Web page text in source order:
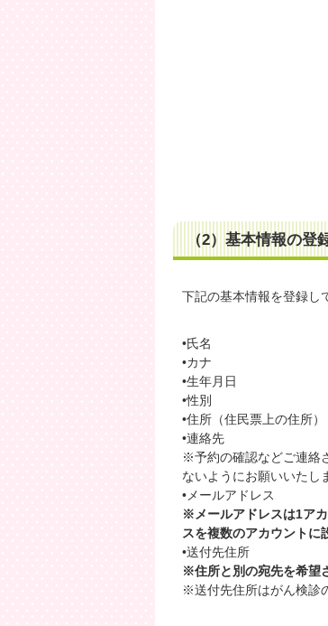
（2）基本情報の登
下記の基本情報を登録し
•氏名
•カナ
•生年月日
•性別
•住所（住民票上の住所）
•連絡先
※予約の確認などご連絡
ないようにお願いいたし
•メールアドレス
※メールアドレスは1ア
スを複数のアカウントに
•送付先住所
※住所と別の宛先を希望
※送付先住所はがん検診